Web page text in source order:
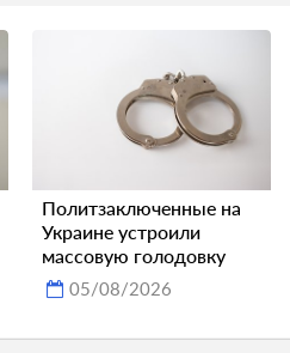
Политзаключенные на
Украине устроили
массовую голодовку
05/08/2026